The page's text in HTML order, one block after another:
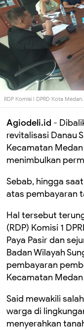
RDP Komisi I DPRD Kota
Agiodeli.id -
revitalisasi Danau
Kecamatan
menimbulkan
Sebab, hingga
atas pembayaran
Hal tersebut
(RDP) Komisi 1
Paya Pasir dan
Badan Wilayah
pembayaran
Kecamatan
Said mewakili
warga di
menyerahkan